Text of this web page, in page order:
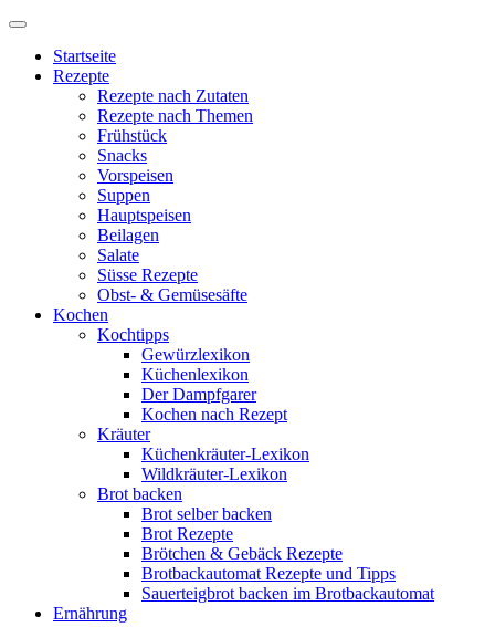
Startseite
Rezepte
Rezepte nach Zutaten
Rezepte nach Themen
Frühstück
Snacks
Vorspeisen
Suppen
Hauptspeisen
Beilagen
Salate
Süsse Rezepte
Obst- & Gemüsesäfte
Kochen
Kochtipps
Gewürzlexikon
Küchenlexikon
Der Dampfgarer
Kochen nach Rezept
Kräuter
Küchenkräuter-Lexikon
Wildkräuter-Lexikon
Brot backen
Brot selber backen
Brot Rezepte
Brötchen & Gebäck Rezepte
Brotbackautomat Rezepte und Tipps
Sauerteigbrot backen im Brotbackautomat
Ernährung